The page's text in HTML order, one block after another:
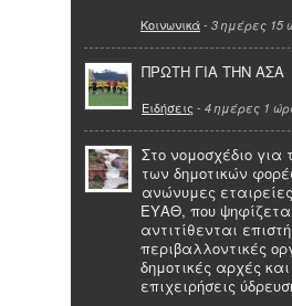
Κοινωνικά- 3 ημέρες 15
ΠΡΩΤΗ ΓΙΑ ΤΗΝ ΑΣΑ
Ειδήσεις - 4 ημέρες 1
Στο νομοσχέδιο
των δημοτικών
ανώνυμες
ΕΥΑΘ, που
αντιτίθενται
περιβαλλοντικές
δημοτικές αρχές
επιχειρήσεις